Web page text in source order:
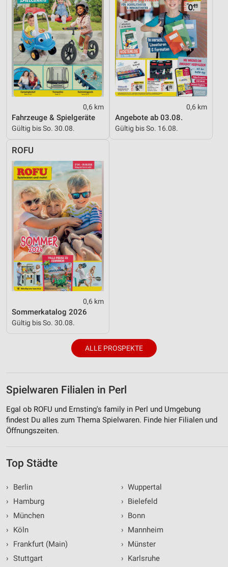
0,6 km
Fahrzeuge & Spielgeräte
Gültig bis So. 30.08.
0,6 km
Angebote ab 03.08.
Gültig bis So. 16.08.
ROFU
0,6 km
Sommerkatalog 2026
Gültig bis So. 30.08.
ALLE PROSPEKTE
Spielwaren Filialen in Perl
Egal ob ROFU und Ernsting's family in Perl und Umgebung
findest Du alles zum Thema Spielwaren. Finde hier Filialen und
Öffnungszeiten.
Top Städte
›
Berlin
›
Hamburg
›
München
›
Köln
›
Frankfurt (Main)
› Stuttgart
› Wuppertal
› Bielefeld
› Bonn
› Mannheim
› Münster
› Karlsruhe